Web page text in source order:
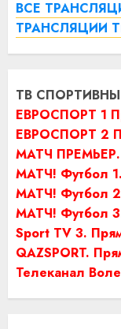
ВСЕ
ТРАНСЛЯЦИИ
ТВ
ЕВРОСПОРТ 1
ЕВРОСПОРТ 2
МАТЧ ПРЕМЬЕР.
МАТЧ! Футбол
МАТЧ! Футбол
МАТЧ! Футбол
Sport TV 3.
QAZSPORT.
Телеканал